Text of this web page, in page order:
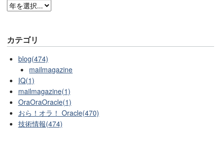
カテゴリ
blog(474)
mailmagazine
IQ(1)
mailmagazine(1)
OraOraOracle(1)
おら！オラ！ Oracle(470)
技術情報(474)